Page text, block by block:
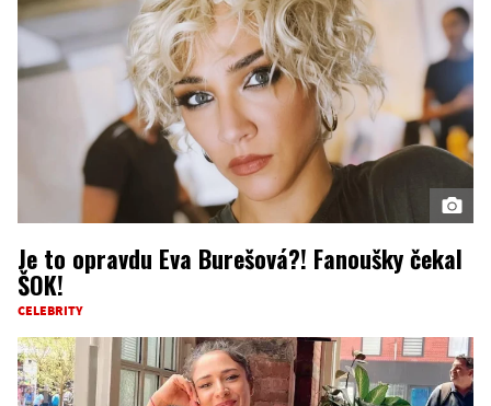
Je to opravdu Eva Burešová?! Fanoušky čekal
ŠOK!
CELEBRITY